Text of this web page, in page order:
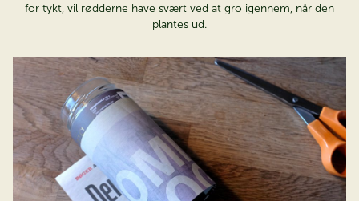
×
for tykt, vil rødderne have svært ved at gro igennem, når den
plantes ud.